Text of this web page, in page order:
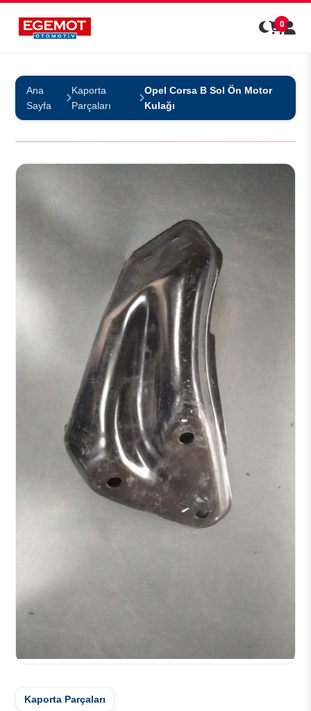
0
Ana
Sayfa
Kaporta
Parçaları
Opel Corsa B Sol Ön Motor
Kulağı
Kaporta Parçaları